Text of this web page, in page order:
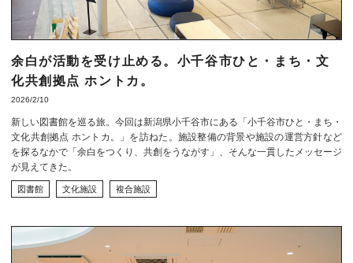
余白が活動を受け止める。小千谷市ひと・まち・文
化共創拠点 ホントカ。
2026/2/10
新しい図書館を巡る旅。今回は新潟県小千谷市にある「小千谷市ひと・まち・
文化共創拠点 ホントカ。」を訪ねた。施設整備の背景や施設の運営方針など
を探るなかで「余白をつくり、共創をうながす」、そんな一貫したメッセージ
が見えてきた。
図書館 文化施設 複合施設